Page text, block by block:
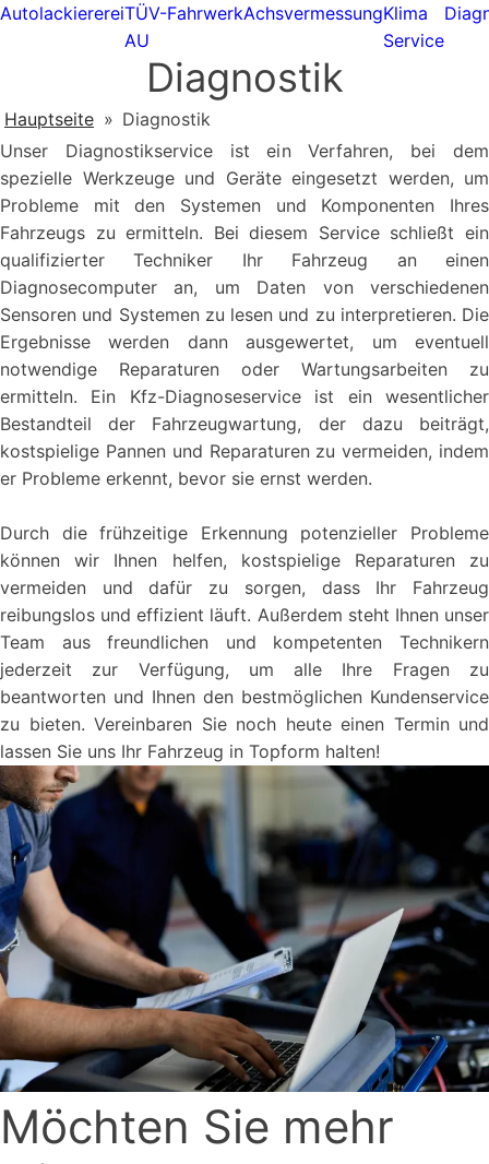
AutolackierereiTÜV-
AU
FahrwerkAchsvermessungKlima
Service
Diagnostik
Hauptseite » Diagnostik
Unser Diagnostikservice ist ein Verfahren, bei dem
spezielle Werkzeuge und Geräte eingesetzt werden, um
Probleme mit den Systemen und Komponenten Ihres
Fahrzeugs zu ermitteln. Bei diesem Service schließt ein
qualifizierter Techniker Ihr Fahrzeug an einen
Diagnosecomputer an, um Daten von verschiedenen
Sensoren und Systemen zu lesen und zu interpretieren. Die
Ergebnisse werden dann ausgewertet, um eventuell
notwendige Reparaturen oder Wartungsarbeiten zu
ermitteln. Ein Kfz-Diagnoseservice ist ein wesentlicher
Bestandteil der Fahrzeugwartung, der dazu beiträgt,
kostspielige Pannen und Reparaturen zu vermeiden, indem
er Probleme erkennt, bevor sie ernst werden.
Durch die frühzeitige Erkennung potenzieller Probleme
können wir Ihnen helfen, kostspielige Reparaturen zu
vermeiden und dafür zu sorgen, dass Ihr Fahrzeug
reibungslos und effizient läuft. Außerdem steht Ihnen unser
Team aus freundlichen und kompetenten Technikern
jederzeit zur Verfügung, um alle Ihre Fragen zu
beantworten und Ihnen den bestmöglichen Kundenservice
zu bieten. Vereinbaren Sie noch heute einen Termin und
lassen Sie uns Ihr Fahrzeug in Topform halten!
Möchten Sie mehr